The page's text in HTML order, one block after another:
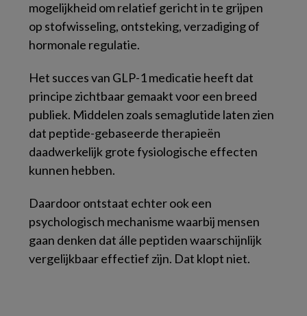
mogelijkheid om relatief gericht in te grijpen
op stofwisseling, ontsteking, verzadiging of
hormonale regulatie.
Het succes van GLP-1 medicatie heeft dat
principe zichtbaar gemaakt voor een breed
publiek. Middelen zoals semaglutide laten zien
dat peptide-gebaseerde therapieën
daadwerkelijk grote fysiologische effecten
kunnen hebben.
Daardoor ontstaat echter ook een
psychologisch mechanisme waarbij mensen
gaan denken dat álle peptiden waarschijnlijk
vergelijkbaar effectief zijn. Dat klopt niet.